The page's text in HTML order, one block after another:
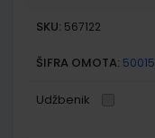
SKU: 567122
ŠIFRA OMOTA:
Udžbenik